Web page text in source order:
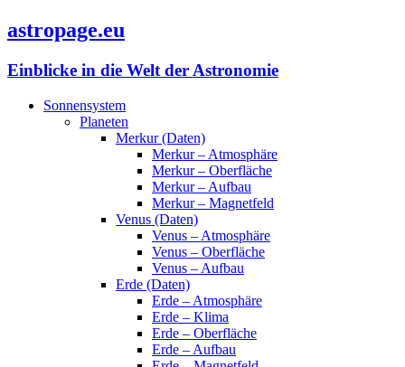
astropage.eu
Einblicke in die Welt der Astronomie
Sonnensystem
Planeten
Merkur (Daten)
Merkur – Atmosphäre
Merkur – Oberfläche
Merkur – Aufbau
Merkur – Magnetfeld
Venus (Daten)
Venus – Atmosphäre
Venus – Oberfläche
Venus – Aufbau
Erde (Daten)
Erde – Atmosphäre
Erde – Klima
Erde – Oberfläche
Erde – Aufbau